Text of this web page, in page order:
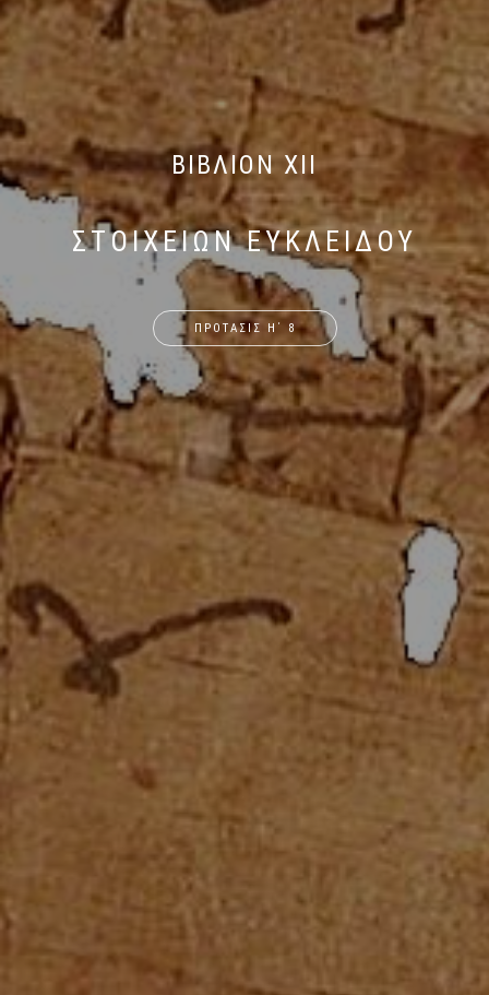
ΒΙΒΛΙΟΝ XII
ΣΤΟΙΧΕΙΩΝ ΕΥΚΛΕΙΔΟΥ
ΠΡΟΤΑΣΙΣ Η΄ 8